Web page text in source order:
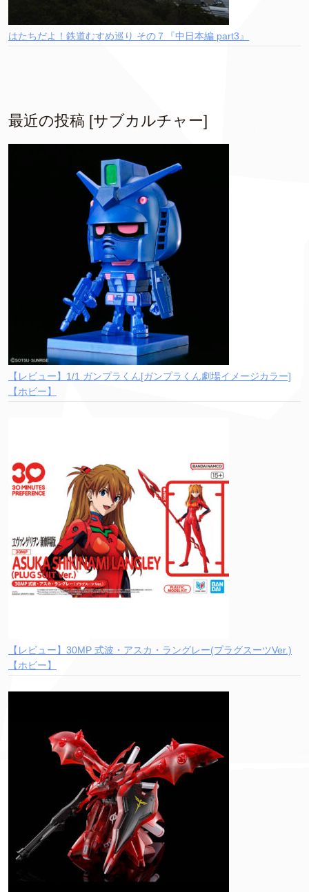
はたちだよ！鉄道むすめ巡り その７『中日本編 part3』
最近の投稿 [サブカルチャー]
【レビュー】1/1 ガンプラくん[ガンプラくん劇場イメージカラー]
【ホビー】
【レビュー】30MP 式波・アスカ・ラングレー(プラグスーツVer.)
【ホビー】